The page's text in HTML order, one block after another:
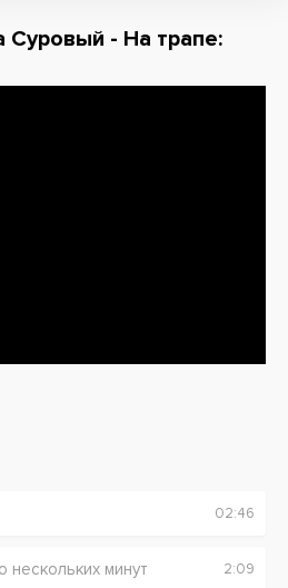
Суровый - На трапе:
02:46
нескольких минут 2:09